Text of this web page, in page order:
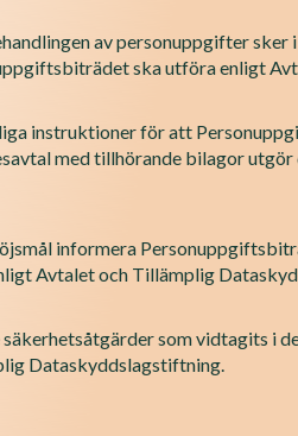
av personuppgifter
ska utföra enligt
instruktioner för att
med tillhörande bilagor
informera
Avtalet och Tillämplig
som vidtagits i
Dataskyddslagstiftning.